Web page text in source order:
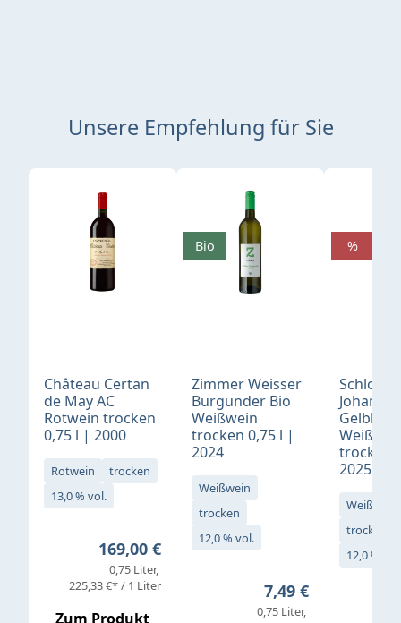
Unsere Empfehlung für Sie
Produktgalerie überspringen
Château Certan
de May AC
Rotwein trocken
0,75 l | 2000
Rotwein
trocken
13,0 % vol.
Regulärer Preis:
169,00 €
0,75 Liter
225,33 €* / 1 Liter
Zum Produkt
Zimmer Weisser
Burgunder Bio
Weißwein
trocken 0,75 l |
2024
Weißwein
trocken
12,0 % vol.
Regulärer Preis:
7,49 €
0,75 Liter
Bio
Schloß
Gelblack
trocken
2025
Weißwein
trocken
12,0 % vol.
%